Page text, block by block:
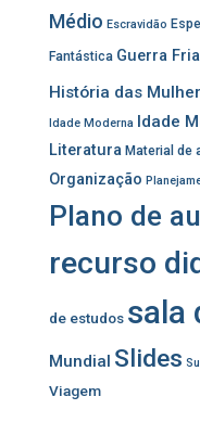
Médio Escravidão
Fantástica Guerra Fria
História das
Idade Moderna Idade
Literatura Material de
Organização
Plano de
recurso
de estudos sala
Mundial Slides
Viagem